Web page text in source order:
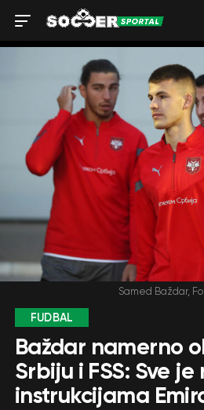
Samed Baždar,
FUDBAL
Baždar namerno
Srbiju i FSS: Sve
instrukcijama